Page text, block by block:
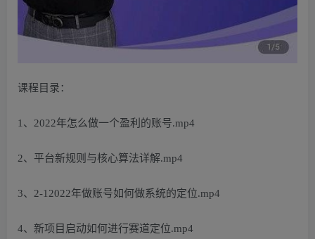
课程目录：
1、2022年怎么做一个盈利的账号.mp4
2、平台新规则与核心算法详解.mp4
3、2-12022年做账号如何做系统的定位.mp4
4、新项目启动如何进行赛道定位.mp4